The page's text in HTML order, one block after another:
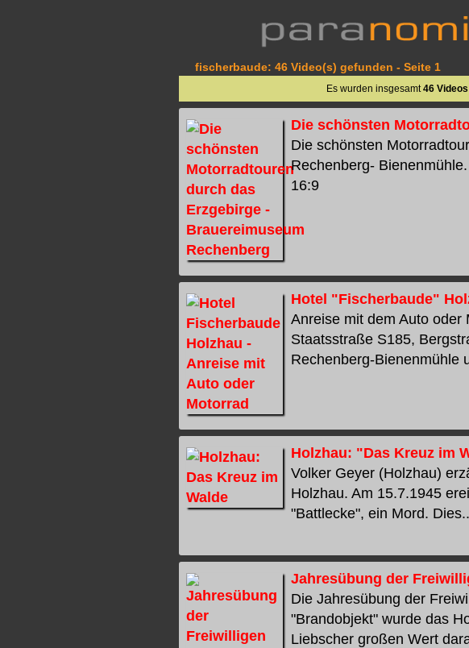
fischerbaude: 46 Video(s) gefunden - Seite 1
Es wurden insgesamt46 Videos
Die schönsten
Die schönsten
Rechenberg-
16:9
Hotel "Fischerbaude"
Anreise mit dem Auto oder
Staatsstraße S185,
Rechenberg-Bienenmühle
Holzhau: "Das Kreuz im
Volker Geyer (Holzhau)
Holzhau. Am 15.7.1945
"Battlecke", ein Mord.
Jahresübung der
Die Jahresübung der
"Brandobjekt" wurde das
Liebscher großen Wert